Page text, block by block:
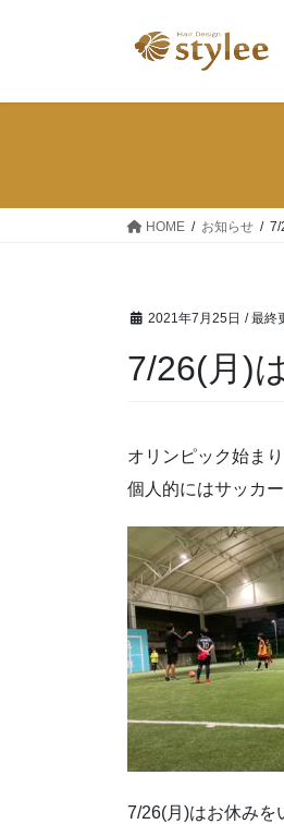
HOME お知らせ 7/
2021年7月25日 / 最終
7/26(月)
オリンピック始ま
個人的にはサッカ
7/26(月)はお休みを